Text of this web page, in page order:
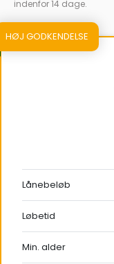
indenfor 14 dage.
HØJ GODKENDELSE
Lånebeløb
Løbetid
Min. alder